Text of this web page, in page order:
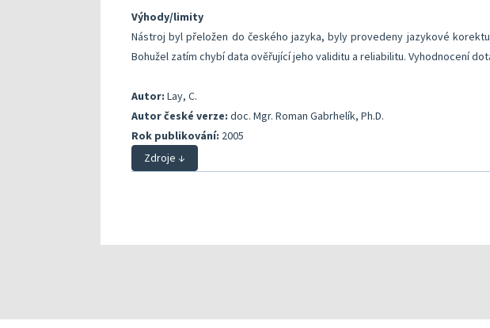
Výhody/limity
Nástroj byl přeložen do českého jazyka, byly provedeny jazykové
Bohužel zatím chybí data ověřující jeho validitu a reliabilitu. Vyhodnocení
Autor: Lay, C.
Autor české verze: doc. Mgr. Roman Gabrhelík, Ph.D.
Rok publikování: 2005
Zdroje ↓